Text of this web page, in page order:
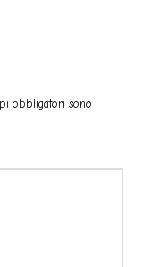
obbligatori sono